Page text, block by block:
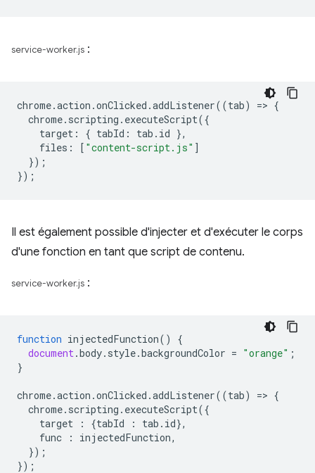
service-worker.js :
chrome.action .onClicked .addListener((tab) => {
chrome. scripting . executeScript({
target : { tabId : tab . id },
files : [ "content-script.js" ]
});
});
Il est également possible d'injecter et d'exécuter le corps
d'une fonction en tant que script de contenu.
service-worker.js :
function injectedFunction()
{
document.body. style.backgroundColor = "orange" ;
}
chrome.action .onClicked .addListener((tab) => {
chrome. scripting . executeScript({
target
: {tabId : tab . id},
func
: injectedFunction,
});
});